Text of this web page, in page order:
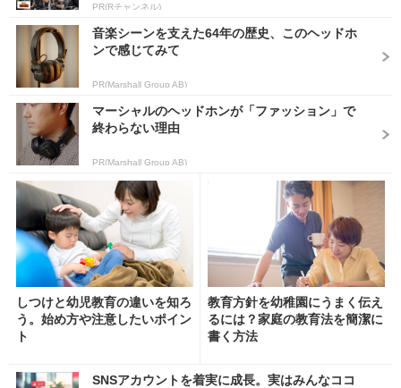
PR(Rチャンネル)
音楽シーンを支えた64年の歴史、このヘッドホ
ンで感じてみて
PR(Marshall Group AB)
マーシャルのヘッドホンが「ファッション」で
終わらない理由
PR(Marshall Group AB)
しつけと幼児教育の違いを知ろ
う。始め方や注意したいポイン
ト
教育方針を幼稚園にうまく伝え
るには？家庭の教育法を簡潔に
書く方法
SNSアカウントを着実に成長。実はみんなココ